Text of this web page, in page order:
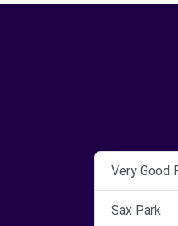
Very Good
Sax Park